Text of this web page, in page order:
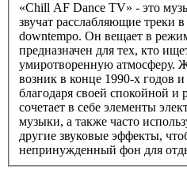
«Chill AF Dance TV» - это
звучат расслабляющие треки
downtempo. Он вещает в
предназначен для тех, кто
умиротворенную атмосферу.
возник в конце 1990-х годов
благодаря своей спокойной
сочетает в себе элементы
музыки, а также часто
другие звуковые эффекты,
непринужденный фон для